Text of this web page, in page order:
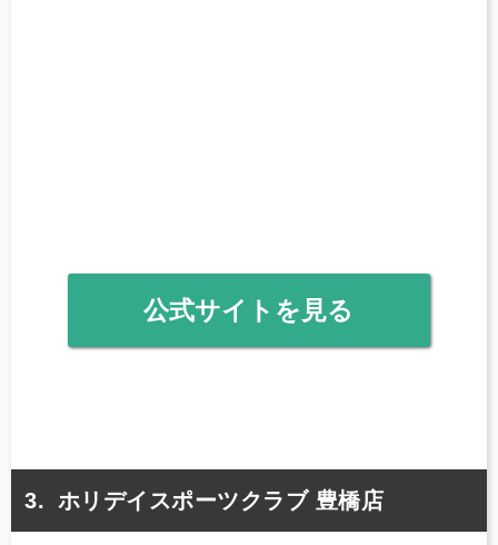
公式サイトを見る
ホリデイスポーツクラブ 豊橋店